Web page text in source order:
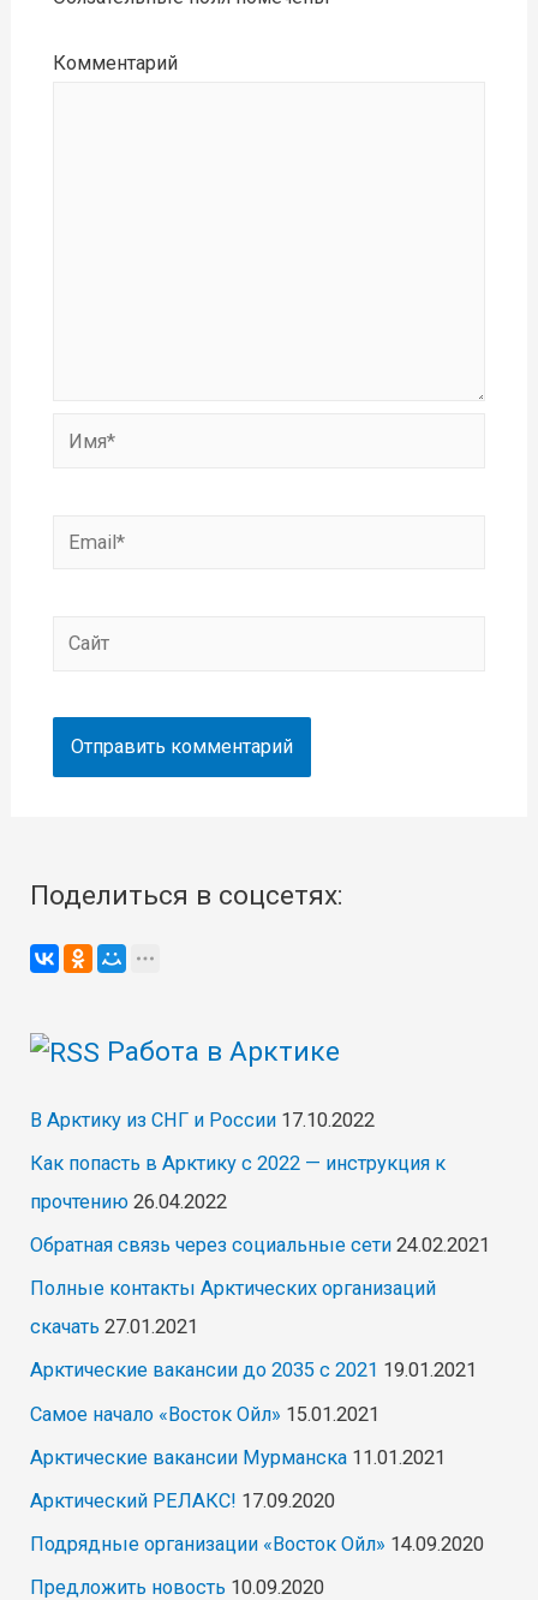
Комментарий
Имя*
Email*
Сайт
Поделиться в соцсетях:
Работа в Арктике
В Арктику из СНГ и России 17.10.2022
Как попасть в Арктику с 2022 — инструкция к
прочтению 26.04.2022
Обратная связь через социальные сети 24.02.2021
Полные контакты Арктических организаций
скачать 27.01.2021
Арктические вакансии до 2035 с 2021 19.01.2021
Самое начало «Восток Ойл» 15.01.2021
Арктические вакансии Мурманска 11.01.2021
Арктический РЕЛАКС! 17.09.2020
Подрядные организации «Восток Ойл» 14.09.2020
Предложить новость 10.09.2020